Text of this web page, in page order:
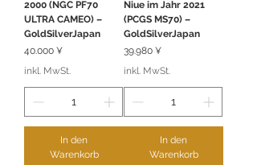
2000 (NGC PF70
ULTRA CAMEO) –
GoldSilverJapan
Preis
40.000 ¥
inkl. MwSt.
In den
Warenkorb
Niue im Jahr 2021
(PCGS MS70) –
GoldSilverJapan
Preis
39.980 ¥
inkl. MwSt.
In den
Warenkorb